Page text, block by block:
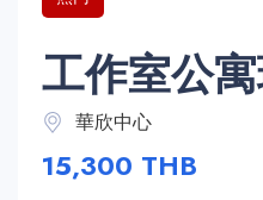
工作室公
華欣中心
15,300 THB